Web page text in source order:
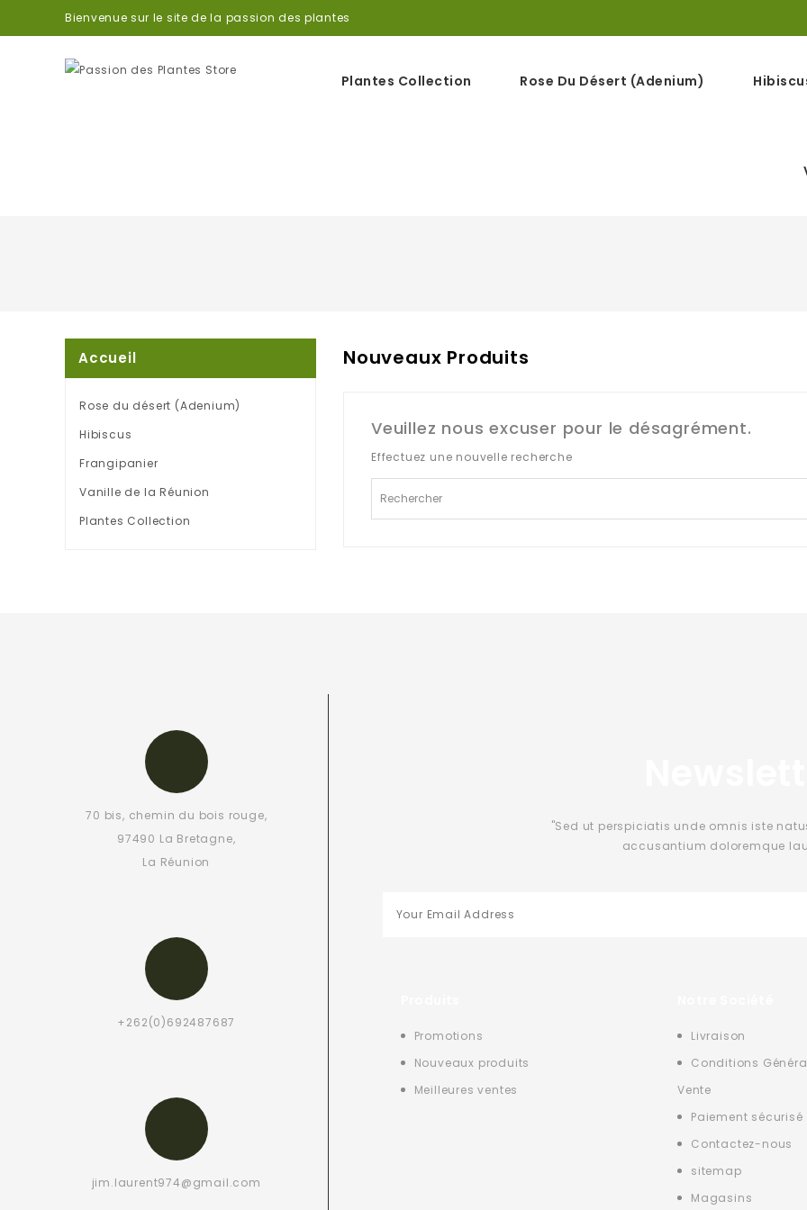
Bienvenue sur le site de la passion des plantes
Plantes Collection Rose Du Désert (Adenium)
Accueil
Rose du désert (Adenium)
Hibiscus
Frangipanier
Vanille de la Réunion
Plantes Collection
Nouveaux Produits
Veuillez nous excuser pour le désagrément.
Effectuez une nouvelle recherche
70 bis, chemin du bois rouge,
97490 La Bretagne,
La Réunion
+262(0)692487687
jim.laurent974@gmail.com
"Sed ut perspiciatis unde omnis iste
accusantium doloremque
Promotions
Nouveaux produits
Meilleures ventes
Livraison
Conditions
Vente
Paiement sécurisé
Contactez-nous
sitemap
Magasins